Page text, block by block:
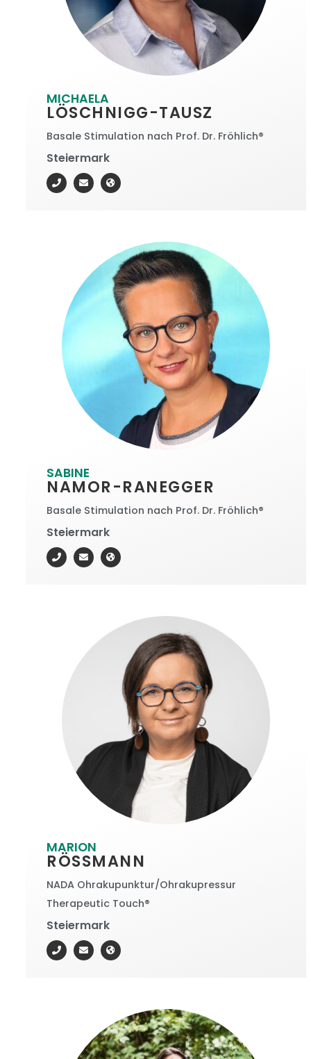
MICHAELA
LÖSCHNIGG-TAUSZ
Basale Stimulation nach Prof. Dr. Fröhlich®
Steiermark
SABINE
NAMOR-RANEGGER
Basale Stimulation nach Prof. Dr. Fröhlich®
Steiermark
MARION
RÖSSMANN
NADA Ohrakupunktur/Ohrakupressur
Therapeutic Touch®
Steiermark